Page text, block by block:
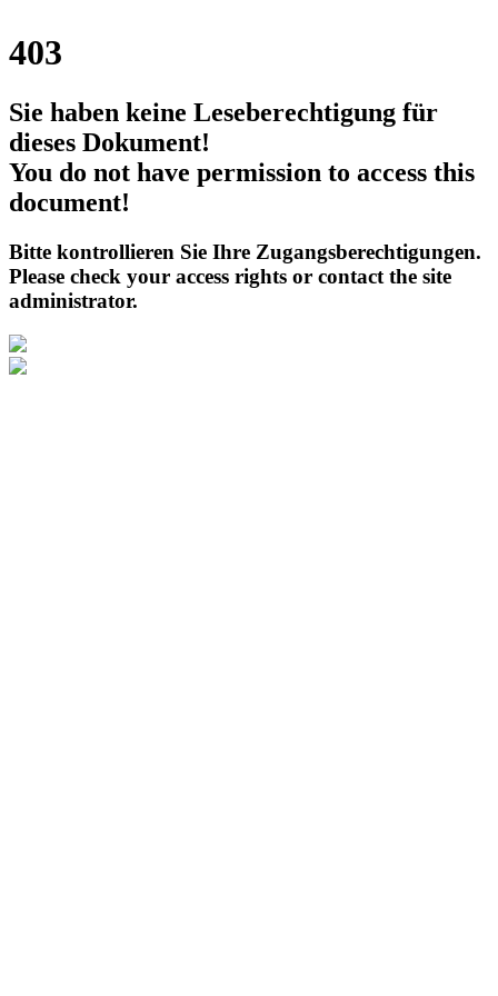
403
Sie haben keine Leseberechtigung für
dieses Dokument!
You do not have permission to access this
document!
Bitte kontrollieren Sie Ihre Zugangsberechtigungen.
Please check your access rights or contact the site
administrator.